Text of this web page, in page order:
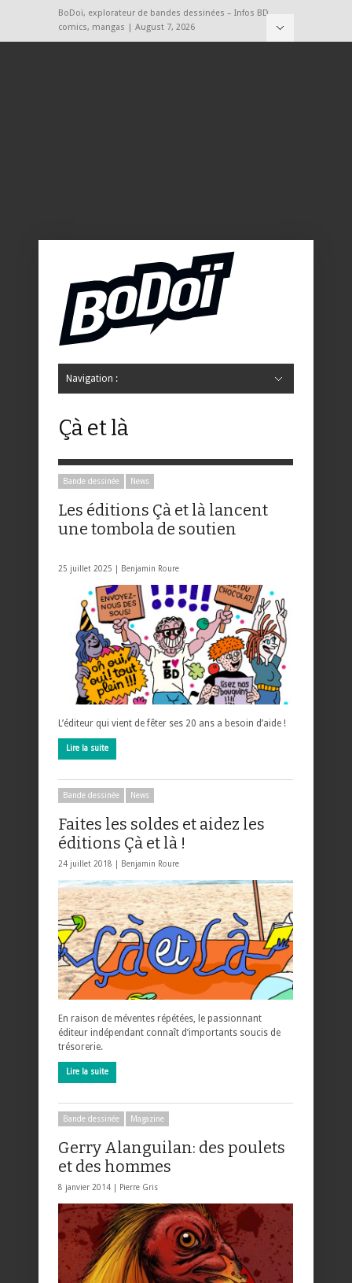
BoDoï, explorateur de bandes dessinées – Infos BD,
comics, mangas | August 7, 2026
Navigation :
Çà et là
Bande dessinée News
Les éditions Çà et là lancent
une tombola de soutien
25 juillet 2025 | Benjamin Roure
L’éditeur qui vient de fêter ses 20 ans a besoin d’aide !
Lire la suite
Bande dessinée News
Faites les soldes et aidez les
éditions Çà et là !
24 juillet 2018 | Benjamin Roure
En raison de méventes répétées, le passionnant
éditeur indépendant connaît d’importants soucis de
trésorerie.
Lire la suite
Bande dessinée Magazine
Gerry Alanguilan: des poulets
et des hommes
8 janvier 2014 | Pierre Gris